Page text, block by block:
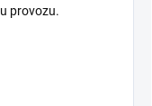
provozu.